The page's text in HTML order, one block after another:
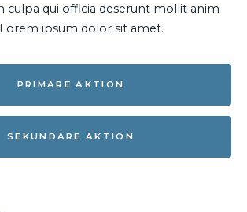
culpa qui officia deserunt mollit anim
ipsum dolor sit amet.
PRIMÄRE AKTION
SEKUNDÄRE AKTION